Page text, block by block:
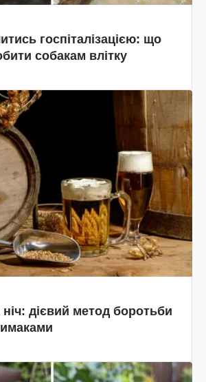
госпіталізацією: що
собакам влітку
дієвий метод боротьби